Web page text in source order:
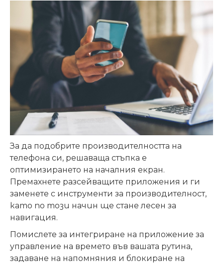
За да подобрите производителността на
телефона си, решаваща стъпка е
оптимизирането на началния екран.
Премахнете разсейващите приложения и ги
заменете с инструменти за производителност,
като по този начин ще стане лесен за
навигация.
Помислете за интегриране на приложение за
управление на времето във вашата рутина,
задаване на напомняния и блокиране на